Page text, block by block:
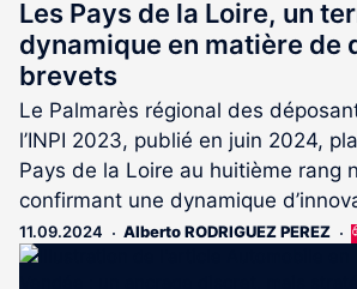
Les Pays de la Loire, un
dynamique en matière de
brevets
Le Palmarès régional des
l’INPI 2023, publié en juin 2024,
Pays de la Loire au huitième rang
confirmant une dynamique
11.09.2024 Alberto RODRIGUEZ PEREZ